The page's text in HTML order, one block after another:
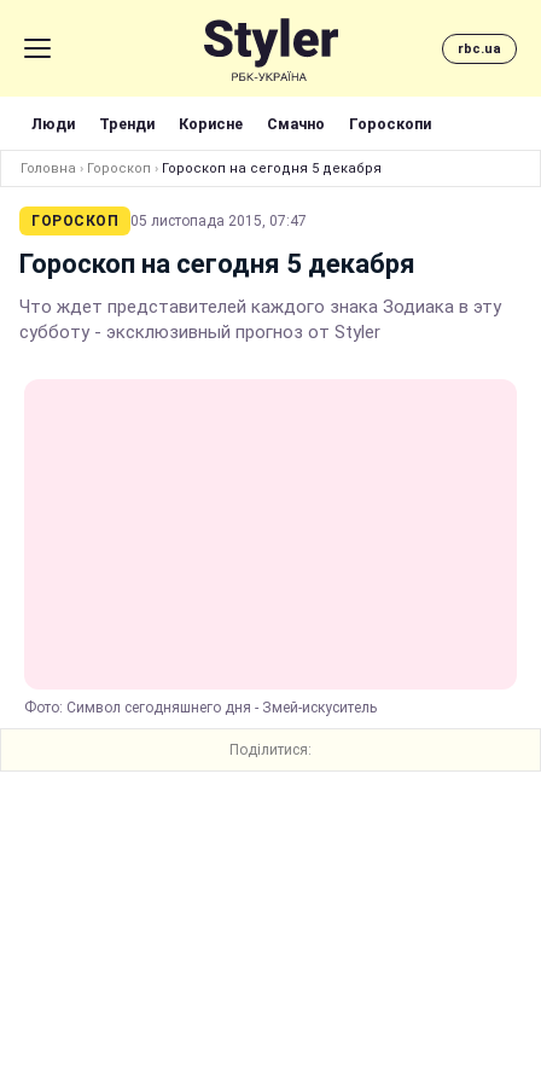
rbc.ua
Люди Тренди Корисне Смачно Гороскопи
Головна › Гороскоп › Гороскоп на сегодня 5 декабря
ГОРОСКОП 05 листопада 2015, 07:47
Гороскоп на сегодня 5 декабря
Что ждет представителей каждого знака Зодиака в эту
субботу - эксклюзивный прогноз от Styler
Фото: Символ сегодняшнего дня - Змей-искуситель
Поділитися: